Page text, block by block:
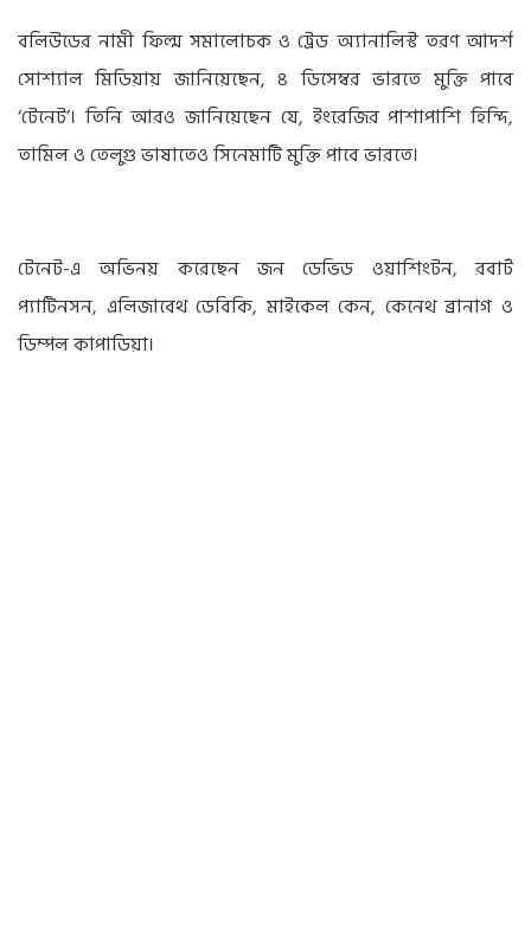
বলিউডের নামী ফিল্ম সমালোচক ও ট্রেড অ্যানালিস্ট তরণ আদর্শ
সোশ্যাল মিডিয়ায় জানিয়েছেন, ৪ ডিসেম্বর ভারতে মুক্তি পাবে
‘টেনেট’। তিনি আরও জানিয়েছেন যে, ইংরেজির পাশাপাশি হিন্দি,
তামিল ও তেলুগু ভাষাতেও সিনেমাটি মুক্তি পাবে ভারতে।
টেনেট-এ অভিনয় করেছেন জন ডেভিড ওয়াশিংটন, রবার্ট
প্যাটিনসন, এলিজাবেথ ডেবিকি, মাইকেল কেন, কেনেথ ব্রানাগ ও
ডিম্পল কাপাডিয়া।